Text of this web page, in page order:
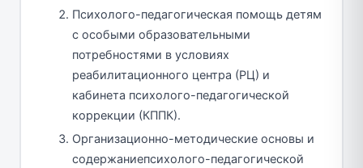
Психолого-педагогическая помощь детям
с особыми образовательными
потребностями в условиях
реабилитационного центра (РЦ) и
кабинета психолого-педагогической
коррекции (КППК).
Организационно-методические основы и
содержаниепсихолого-педагогической